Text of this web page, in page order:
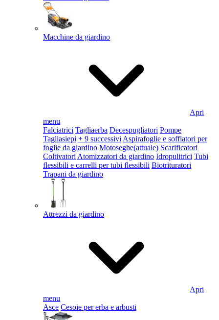
Macchine da giardino
Apri
menu
Falciatrici Tagliaerba Decespugliatori Pompe
Tagliasiepi + 9 successivi Aspirafoglie e soffiatori per
foglie da giardino Motoseghe(attuale) Scarificatori
Coltivatori Atomizzatori da giardino Idropulitrici Tubi
flessibili e carrelli per tubi flessibili Biotrituratori
Trapani da giardino
Attrezzi da giardino
Apri
menu
Asce Cesoie per erba e arbusti